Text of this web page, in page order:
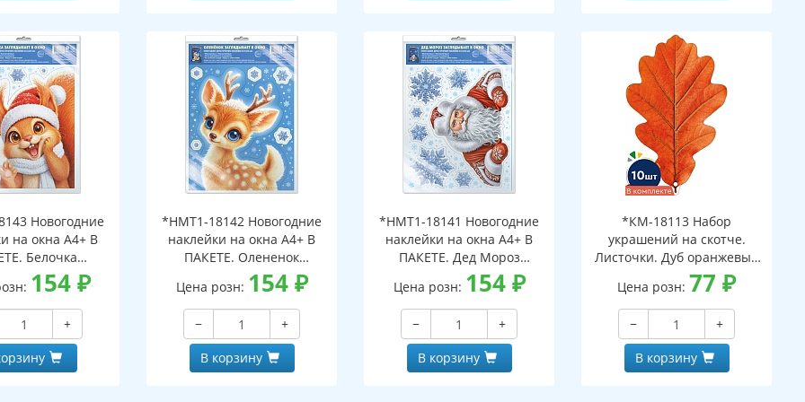
Новогодние
на окна А4+ В
Белочка
в окно (видны
сторон,
в
упаковке,
и клеевым
154₽
+
*НМТ1-18142 Новогодние
наклейки на окна А4+ В
ПАКЕТЕ. Олененок
заглядывает в окно (видны
с обеих сторон,
многоразовые, в
индивидуальной упаковке,
с европодвесом и клеевым
клапаном)
Цена розн: 154₽
−
+
В корзину
*НМТ1-18141 Новогодние
наклейки на окна А4+ В
ПАКЕТЕ. Дед Мороз
заглядывает в окно (видны
с обеих сторон,
многоразовые, в
индивидуальной упаковке,
с европодвесом и клеевым
клапаном)
Цена розн: 154₽
−
+
В корзину
*КМ-18113 Набор
украшений на скотче.
Листочки. Дуб оранжевый
(10 шт. в наборе,
двухсторонняя, ВД-лак)
Цена розн: 77₽
−
+
В корзину